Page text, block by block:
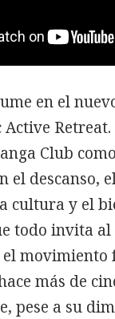
en el
Club
el descanso,
cultura y el
todo invita
movimiento
más de
pese a su